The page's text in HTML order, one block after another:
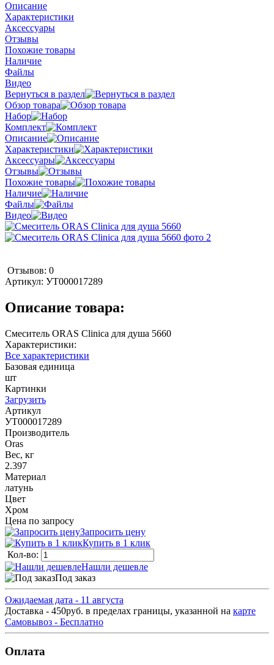
Описание
Характеристики
Аксессуары
Отзывы
Похожие товары
Наличие
Файлы
Видео
Вернуться в раздел
Обзор товара
Набор
Комплект
Описание
Характеристики
Аксессуары
Отзывы
Похожие товары
Наличие
Файлы
Видео
Отзывов: 0
Артикул: УТ000017289
Описание товара:
Смеситель ORAS Clinica для душа 5660
Характеристики:
Все характеристики
Базовая единица
шт
Картинки
Загрузить
Артикул
УТ000017289
Производитель
Oras
Вес, кг
2.397
Материал
латунь
Цвет
Хром
Цена по запросу
Запросить цену
Купить в 1 клик
Кол-во:
Нашли дешевле
Под заказ
Ожидаемая дата - 11 августа
Доставка - 450руб. в пределах границы, указанной на карте
Самовывоз - Бесплатно
Оплата